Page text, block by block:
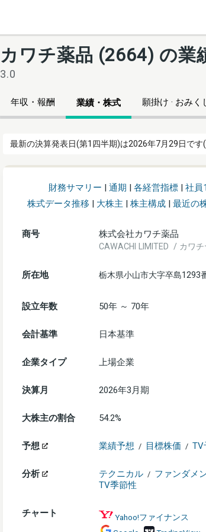
カワチ薬品 (2664) の業
3.0
年収・報酬 業績・株式 願掛け · おみく
最新の決算発表日(第1四半期)は2026年7月29日です(
財務サマリー | 通期 | 各経営指標| 社員
株式データ推移 | 大株主 | 株主構成 | 最近の
商号 株式会社カワチ薬品
CAWACHI LIMITED / カワ
所在地 栃木県小山市大字卒島1293
設立年数 50年 ～ 70年
会計基準 日本基準
企業タイプ 上場企業
決算月 2026年3月期
大株主の割合 54.2%
予想 業績予想 / 目標株価 / TV
分析 テクニカル / ファンダメ
TV季節性
チャート
Yahoo!ファイナンス